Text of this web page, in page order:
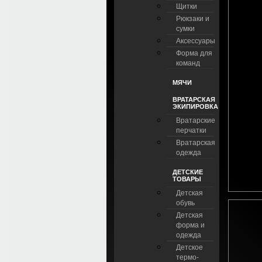
Щитки
Рюкзаки и
сумки
Аксессуары
Форма для
команд
МЯЧИ
ВРАТАРСКАЯ
ЭКИПИРОВКА
Вратарские
перчатки
Вратарская
одежда
ДЕТСКИЕ
ТОВАРЫ
Детская
обувь
Детская
форма и
одежда
Детское
термо-